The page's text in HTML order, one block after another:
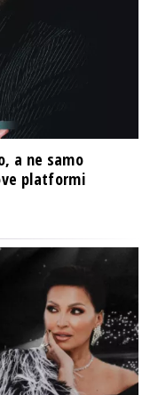
a ne samo
platformi